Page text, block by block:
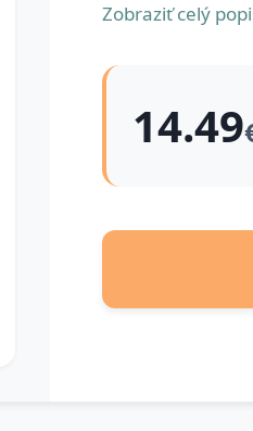
Zobraziť celý
14.49